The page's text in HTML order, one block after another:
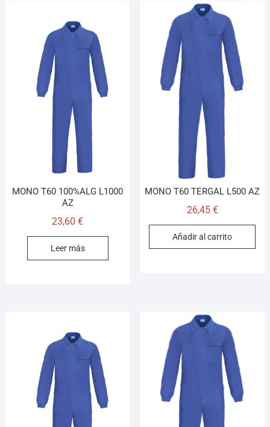
MONO T60 100%ALG L1000
AZ
23,60€
Leer más
MONO T60 TERGAL L500 AZ
26,45 €
Añadir al carrito